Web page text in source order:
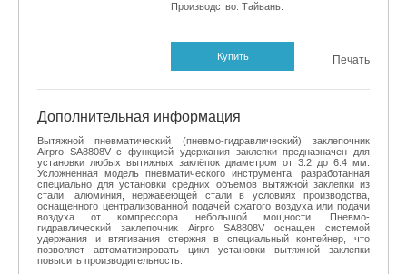
Производство: Тайвань.
Купить Печать
Дополнительная информация
Вытяжной пневматический (пневмо-гидравлический) заклепочник
Airpro SA8808V с функцией удержания заклепки предназначен для
установки любых вытяжных заклёпок диаметром от 3.2 до 6.4 мм.
Усложненная модель пневматического инструмента, разработанная
специально для установки средних объемов вытяжной заклепки из
стали, алюминия, нержавеющей стали в условиях производства,
оснащенного централизованной подачей сжатого воздуха или подачи
воздуха от компрессора небольшой мощности. Пневмо-
гидравлический заклепочник Airpro SA8808V оснащен системой
удержания и втягивания стержня в специальный контейнер, что
позволяет автоматизировать цикл установки вытяжной заклепки
повысить производительность.